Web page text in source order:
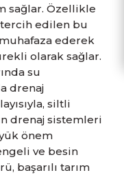
sağlar. Özellikle
edilen bu
ederek
olarak sağlar.
su
drenaj
siltli
drenaj sistemleri
önem
ve besin
başarılı tarım